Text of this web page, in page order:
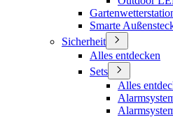
Smarte
Sicherheit
Alles entdecken
Sets
Alles